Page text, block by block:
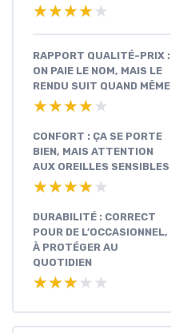
★★★★★
★★★★★
RAPPORT QUALITÉ-PRIX :
ON PAIE LE NOM, MAIS LE
RENDU SUIT QUAND MÊME
★★★★★
★★★★★
CONFORT : ÇA SE PORTE
BIEN, MAIS ATTENTION
AUX OREILLES SENSIBLES
★★★★★
★★★★★
DURABILITÉ : CORRECT
POUR DE L’OCCASIONNEL,
À PROTÉGER AU
QUOTIDIEN
★★★★★
★★★★★